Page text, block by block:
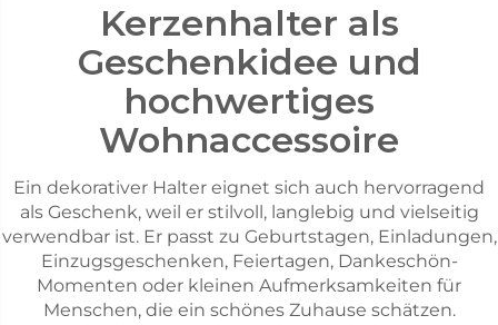
Kerzenhalter als
Geschenkidee und
hochwertiges
Wohnaccessoire
Ein dekorativer Halter eignet sich auch hervorragend
als Geschenk, weil er stilvoll, langlebig und vielseitig
verwendbar ist. Er passt zu Geburtstagen, Einladungen,
Einzugsgeschenken, Feiertagen, Dankeschön-
Momenten oder kleinen Aufmerksamkeiten für
Menschen, die ein schönes Zuhause schätzen.